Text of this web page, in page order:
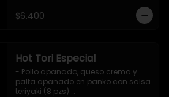
$6.400
Hot Tori Especial
- Pollo apanado, queso crema y
palta apanado en panko con salsa
teriyaki (8 pzs).